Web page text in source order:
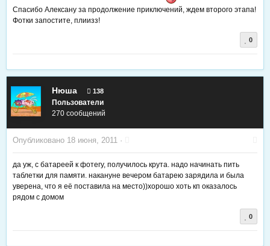
Спасибо Алексану за продолжение приключений, ждем второго этапа!
Фотки запостите, плиизз!
0
Нюша 138
Пользователи
270 сообщений
Опубликовано 18 июня, 2011 ·
да уж, с батареей к фотегу, получилось крута. надо начинать пить
таблетки для памяти. накануне вечером батарею зарядила и была
уверена, что я её поставила на место))хорошо хоть кп оказалось
рядом с домом
0